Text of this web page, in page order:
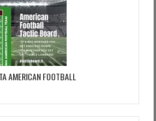
AMERICAN FOOTBALL